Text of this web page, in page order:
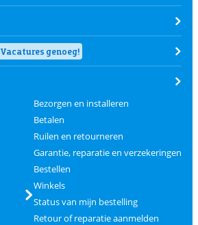
Vacatures genoeg!
Bezorgen en installeren
Betalen
Ruilen en retourneren
Garantie, reparatie en verzekeringen
Bestellen
Winkels
Status van mijn bestelling
Retour of reparatie aanmelden